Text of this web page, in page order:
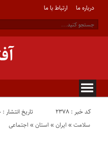
درباره ما ارتباط با ما
کد خبر : 2378 تاریخ انتشار : چهارشنبه 8
اجتماعی «استان «ایران «سلامت